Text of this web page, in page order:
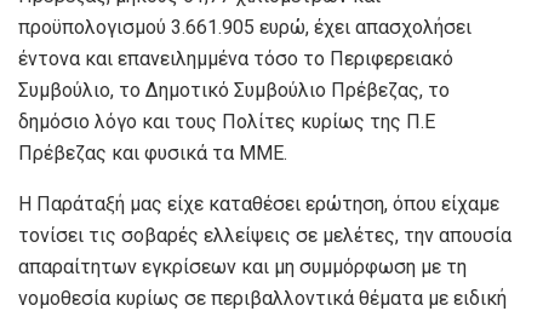
προϋπολογισμού 3.661.905 ευρώ, έχει απασχολήσει
έντονα και επανειλημμένα τόσο το Περιφερειακό
Συμβούλιο, το Δημοτικό Συμβούλιο Πρέβεζας, το
δημόσιο λόγο και τους Πολίτες κυρίως της Π.Ε
Πρέβεζας και φυσικά τα ΜΜΕ.
Η Παράταξή μας είχε καταθέσει ερώτηση, όπου είχαμε
τονίσει τις σοβαρές ελλείψεις σε μελέτες, την απουσία
απαραίτητων εγκρίσεων και μη συμμόρφωση με τη
νομοθεσία κυρίως σε περιβαλλοντικά θέματα με ειδική